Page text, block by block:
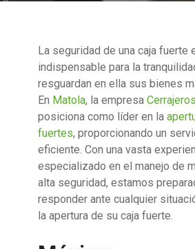
La seguridad de una caja fuerte
indispensable para la
resguardan en ella sus bienes
En Matola, la empresa
posiciona como líder en la
fuertes, proporcionando un
eficiente. Con una vasta
especializado en el manejo de
alta seguridad, estamos
responder ante cualquier
la apertura de su caja fuerte.